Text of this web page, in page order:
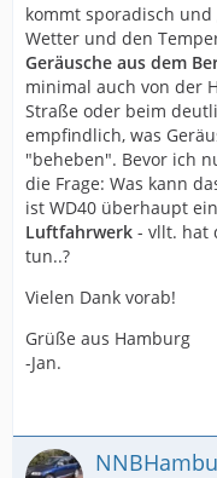
kommt sporadisch
Wetter und den
Geräusche aus dem
minimal auch von der
Straße oder beim
empfindlich, was
"beheben". Bevor ich
die Frage: Was kann
ist WD40 überhaupt
Luftfahrwerk - vllt. hat
tun..?
Vielen Dank vorab!
Grüße aus Hamburg
-Jan.